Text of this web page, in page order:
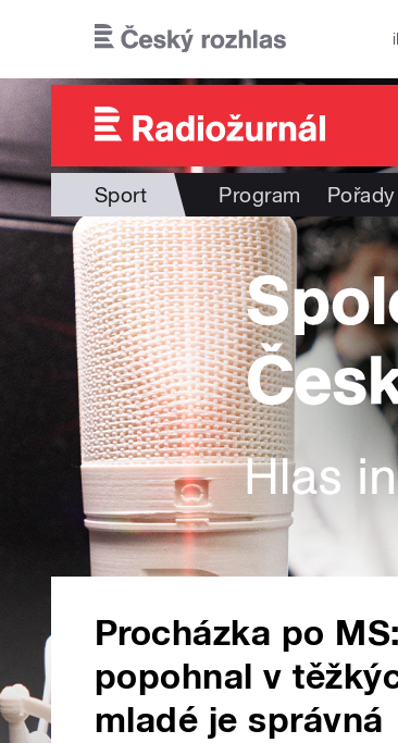
Sport Program Pořady
Procházka po
popohnal v
mladé je správná